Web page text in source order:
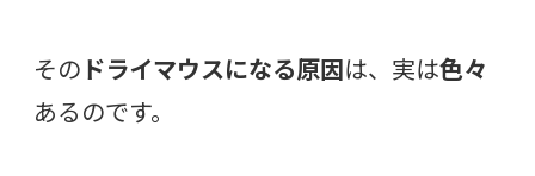
その ドライマウスになる原因は、実は色々
あるのです。